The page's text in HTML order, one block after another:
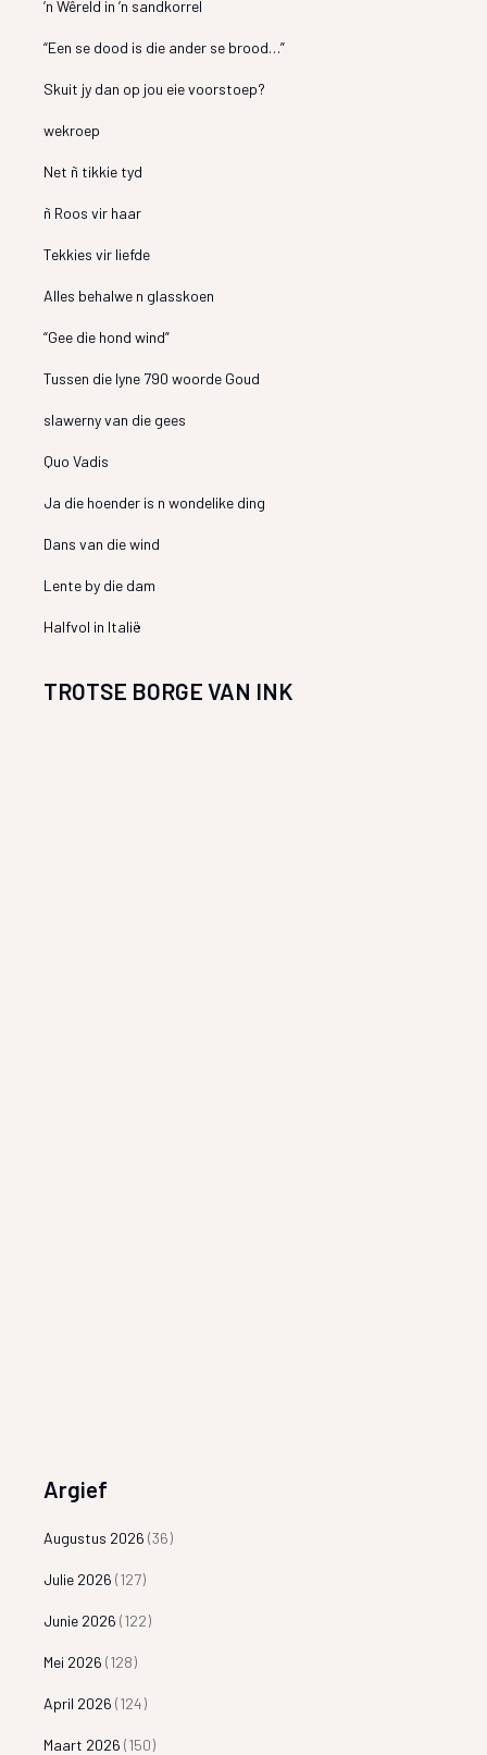
’n Wêreld in ’n sandkorrel
“Een se dood is die ander se brood…”
Skuit jy dan op jou eie voorstoep?
wekroep
Net ñ tikkie tyd
ñ Roos vir haar
Tekkies vir liefde
Alles behalwe n glasskoen
“Gee die hond wind”
Tussen die lyne 790 woorde Goud
slawerny van die gees
Quo Vadis
Ja die hoender is n wondelike ding
Dans van die wind
Lente by die dam
Halfvol in Italië
TROTSE BORGE VAN INK
Argief
Augustus 2026 (36)
Julie 2026 (127)
Junie 2026 (122)
Mei 2026 (128)
April 2026 (124)
Maart 2026 (150)